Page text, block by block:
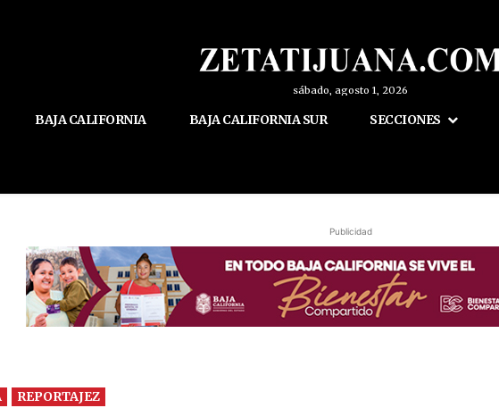
sábado, agosto 1, 2026
BAJA CALIFORNIA BAJA CALIFORNIA SUR SECCIONES
Publicidad
REPORTAJEZ